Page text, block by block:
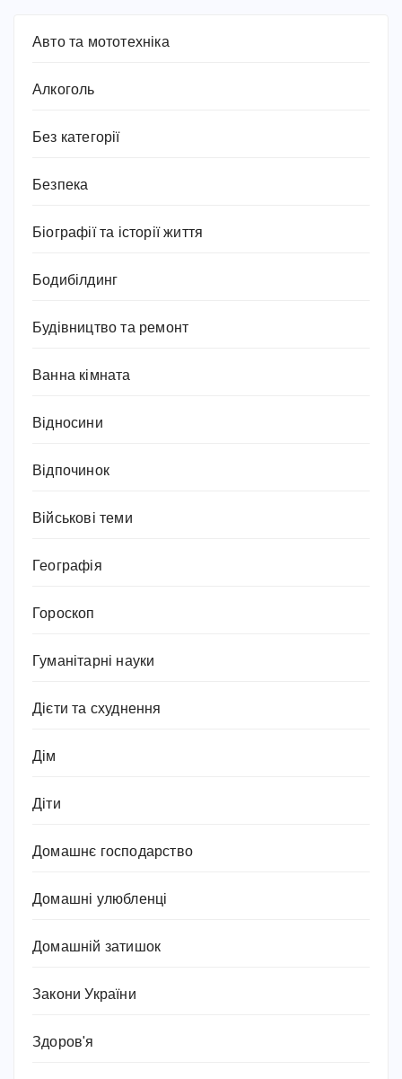
Авто та мототехніка
Алкоголь
Без категорії
Безпека
Біографії та історії життя
Бодибілдинг
Будівництво та ремонт
Ванна кімната
Відносини
Відпочинок
Військові теми
Географія
Гороскоп
Гуманітарні науки
Дієти та схуднення
Дім
Діти
Домашнє господарство
Домашні улюбленці
Домашній затишок
Закони України
Здоров'я